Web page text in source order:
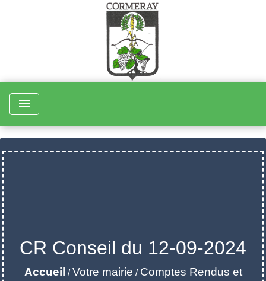
menu
CR Conseil du 12-09-2024
Accueil /Votre mairie / Comptes Rendus et